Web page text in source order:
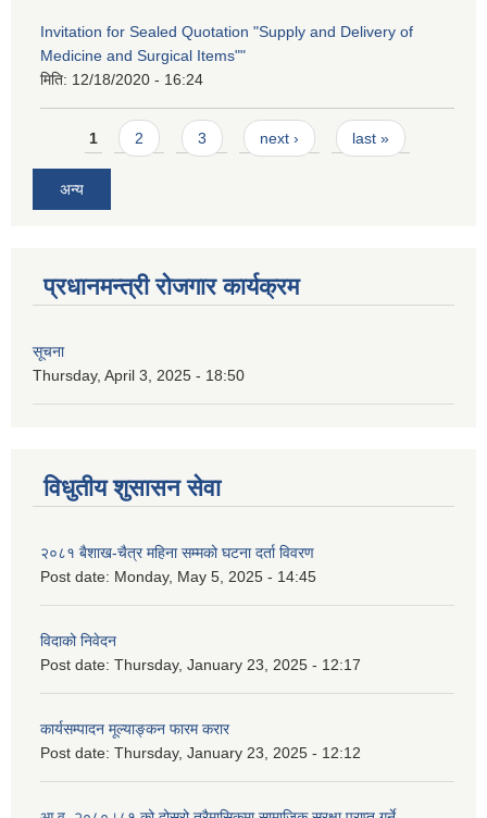
Invitation for Sealed Quotation "Supply and Delivery of
Medicine and Surgical Items""
मिति: 12/18/2020 - 16:24
Pages
1 2 3 next › last »
अन्य
प्रधानमन्त्री रोजगार कार्यक्रम
सूचना
Thursday, April 3, 2025 - 18:50
विधुतीय शुसासन सेवा
२०८१ बैशाख-चैत्र महिना सम्मको घटना दर्ता विवरण
Post date: Monday, May 5, 2025 - 14:45
विदाको निवेदन
Post date: Thursday, January 23, 2025 - 12:17
कार्यसम्पादन मूल्याङ्कन फारम करार
Post date: Thursday, January 23, 2025 - 12:12